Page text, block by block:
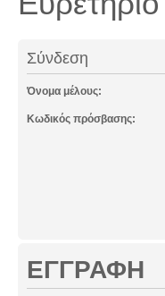
Σύνδεση
Όνομα μέλους:
Κωδικός πρόσβασης:
ΕΓΓΡΑΦΉ